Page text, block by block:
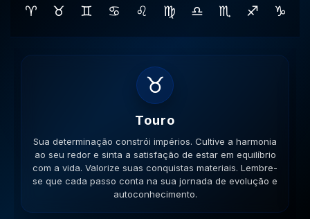
♈ ♉ ♊ ♋ ♌ ♍ ♎ ♏ ♐ ♑
♊
Gemeos
Sua habilidade manual pode ser útil. Conecte-se com
pessoas que compartilham seus ideais e veja como a
colaboração gera frutos. Esteja aberto a novas ideias.
Lembre-se que cada passo conta na sua jornada de
evolução e autoconhecimento.